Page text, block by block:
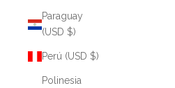
Paraguay
(USD $)
Perú (USD $)
Polinesia